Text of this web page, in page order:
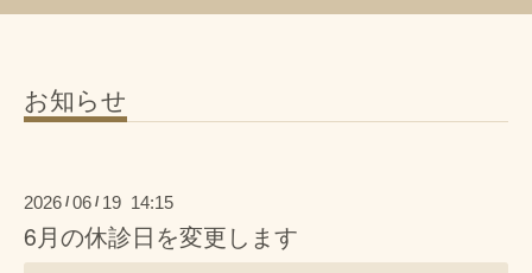
お知らせ
2026 / 06 / 19 14:15
6月の休診日を変更します